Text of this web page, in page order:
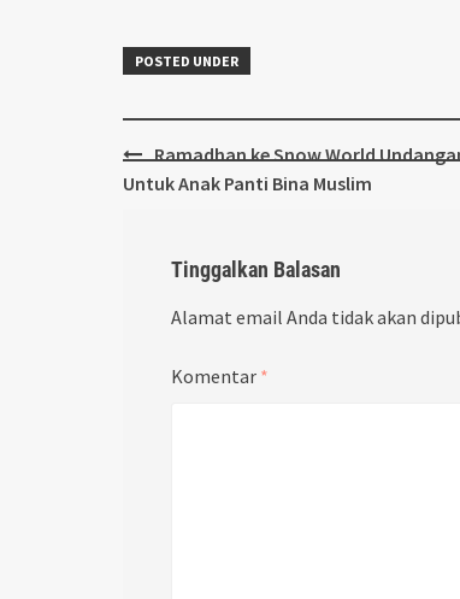
POSTED UNDER
Post
navigation
Ramadhan ke Snow World
Untuk Anak Panti Bina Muslim
Tinggalkan Balasan
Alamat email Anda tidak akan
Komentar *